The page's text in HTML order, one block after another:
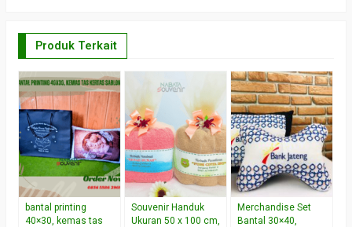
Produk Terkait
bantal printing
40×30, kemas tas
Souvenir Handuk
Ukuran 50 x 100 cm,
Merchandise Set
Bantal 30×40,